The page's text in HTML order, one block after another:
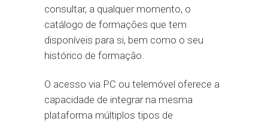
consultar, a qualquer momento, o
catálogo de formações que tem
disponíveis para si, bem como o seu
histórico de formação.
O acesso via PC ou telemóvel oferece a
capacidade de integrar na mesma
plataforma múltiplos tipos de